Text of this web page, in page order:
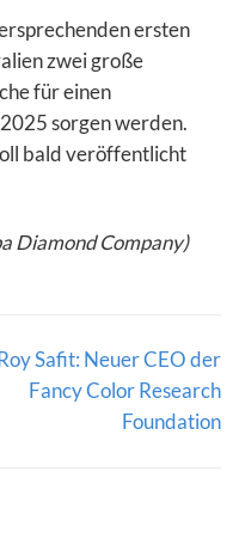
ersten
zwei große
für einen
sorgen werden.
bald veröffentlicht
Diamond Company)
Safit: Neuer CEO der
Fancy Color Research
Foundation